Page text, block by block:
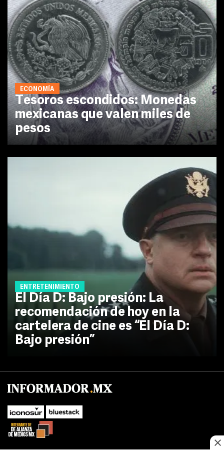
ECONOMÍA
Tesoros escondidos: Monedas
mexicanas que valen miles de
pesos
ENTRETENIMIENTO
El Día D: Bajo presión: La
recomendación de hoy en la
cartelera de cine es “El Día D:
Bajo presión”